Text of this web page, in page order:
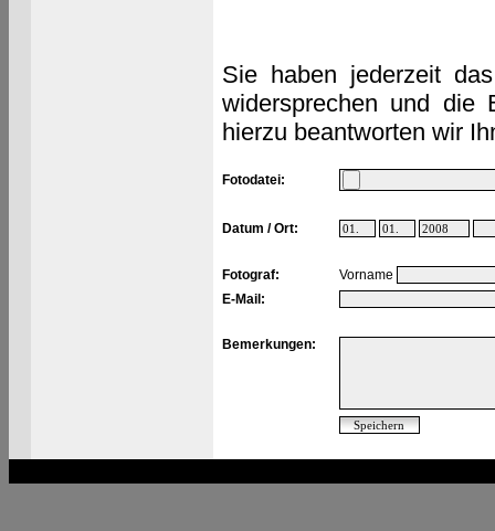
Sie haben jederzeit
widersprechen und die
hierzu beantworten wir
Fotodatei:
Datum / Ort:
Fotograf:
Vorname
E-Mail:
Bemerkungen: